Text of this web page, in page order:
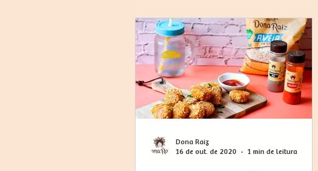
Dona Raiz
16 de out. de 2020
1 min de leitura